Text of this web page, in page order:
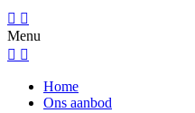
Menu
Home
Ons aanbod